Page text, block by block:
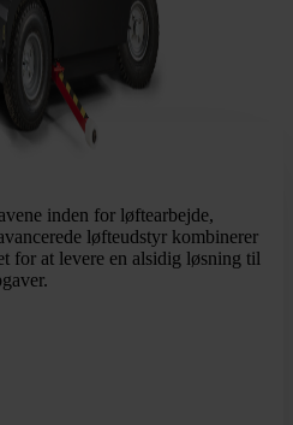
inden for løftearbejde,
løfteudstyr kombinerer
for at levere en alsidig løsning til